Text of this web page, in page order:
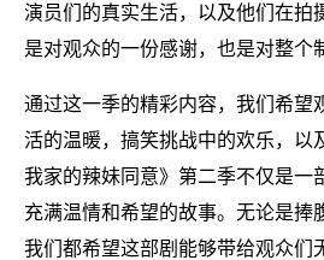
演员们的真实生活，以及他们在拍
是对观众的一份感谢，也是对整个
通过这一季的精彩内容，我们希望
活的温暖，搞笑挑战中的欢乐，以
我家的辣妹同意》第二季不仅是一
充满温情和希望的故事。无论是捧
我们都希望这部剧能够带给观众们